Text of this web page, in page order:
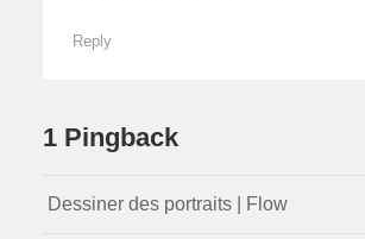
Reply
1 Pingback
Dessiner des portraits | Flow